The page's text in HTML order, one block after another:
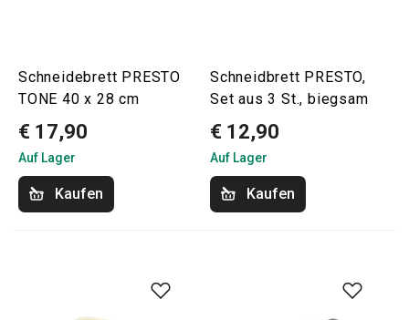
Schneidebrett PRESTO
TONE 40 x 28 cm
€ 17,90
Auf Lager
Kaufen
Schneidbrett PRESTO,
Set aus 3 St., biegsam
€ 12,90
Auf Lager
Kaufen